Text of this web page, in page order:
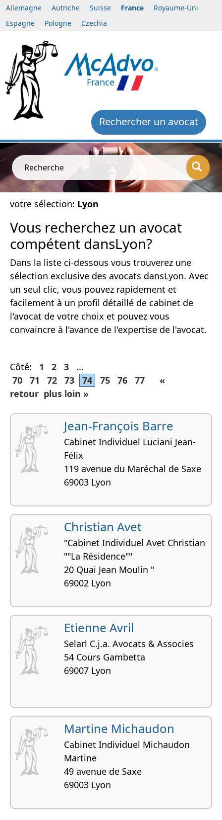
Allemagne Autriche Suisse France
Royaume-Uni
Espagne
Pologne Czechia
France
Rechercher un avocat
Recherche
votre sélection: Lyon
Vous recherchez un avocat
compétent dansLyon?
Dans la liste ci-dessous vous trouverez une
sélection exclusive des avocats dansLyon. Avec
un seul clic, vous pouvez rapidement et
facilement à un profil détaillé de cabinet de
l'avocat de votre choix et pouvez vous
convaincre à l'avance de l'expertise de l'avocat.
Côté: 1 2 3
...
70
71 72 73 74 75 76 77
«
retour plus loin »
Jean-François Barre
Cabinet Individuel Luciani Jean-
Félix
119 avenue du Maréchal de Saxe
69003 Lyon
Christian Avet
"Cabinet Individuel Avet Christian
""La Résidence""
20 Quai Jean Moulin "
69002 Lyon
Etienne Avril
Selarl C.j.a. Avocats & Associes
54 Cours Gambetta
69007 Lyon
Martine Michaudon
Cabinet Individuel Michaudon
Martine
49 avenue de Saxe
69003 Lyon